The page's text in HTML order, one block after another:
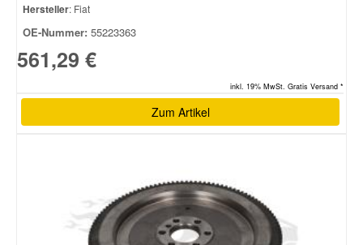
Hersteller: Fiat
OE-Nummer: 55223363
561,29 €
inkl. 19% MwSt. Gratis Versand *
Zum Artikel